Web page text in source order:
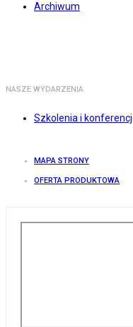
Archiwum
NASZE WYDARZENIA
Szkolenia i
MAPA STRONY
OFERTA PRODUKTOWA